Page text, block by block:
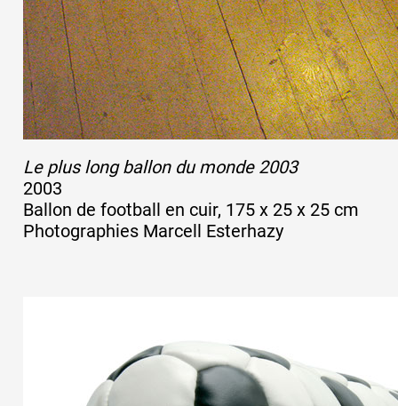
Le plus long ballon du monde 2003
2003
Ballon de football en cuir, 175 x 25 x 25 cm
Photographies Marcell Esterhazy